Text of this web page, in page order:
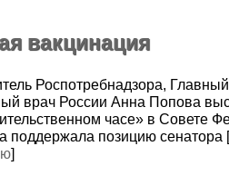
вакцинация
Роспотребнадзора, Главный
врач России Анна Попова
часе» в Совете
поддержала позицию сенатора [
]